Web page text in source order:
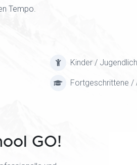
Tempo.
Kinder /
Fortgeschrittene /
GO!